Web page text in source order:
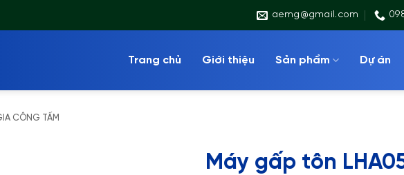
aemg@gmail.com
Trang chủ Giới thiệu Sản phẩm Dự án
CÔNG TẤM
Máy gấp tôn